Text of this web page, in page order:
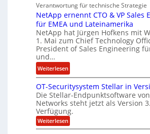
e
i
n
e
ö
s
u
n
g
r
d
F
n
a
n
z
c
h
e
n
g
n
e
e
r
i
g
-
S
p
e
Verantwortung für technische Strategie
NetApp ernennt CTO & VP Sales
für EMEA und Lateinamerika
NetApp hat Jürgen Hofkens mit
1. Mai zum Chief Technology
President of Sales Engineering
und…
Weiterlesen:
N
e
t
A
p
p
OT-Securitysystem Stellar in
Die Stellar-Endpunktsoftware
Networks steht jetzt als Version
Verfügung.
Weiterlesen:
O